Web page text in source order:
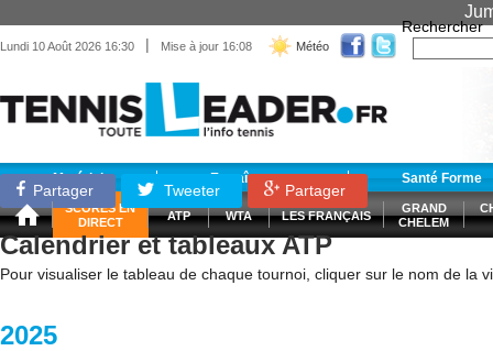
Lundi 10 Août 2026 16:30 | Mise à jour 16:08 Météo
Rechercher
Matériel Entraînement Santé Forme
SCORES EN
DIRECT
ATP WTA LES FRANÇAIS
GRAND
CHELEM
Partager Tweeter Partager
Calendrier et tableaux ATP
Pour visualiser le tableau de chaque tournoi, cliquer sur le nom de la
2025